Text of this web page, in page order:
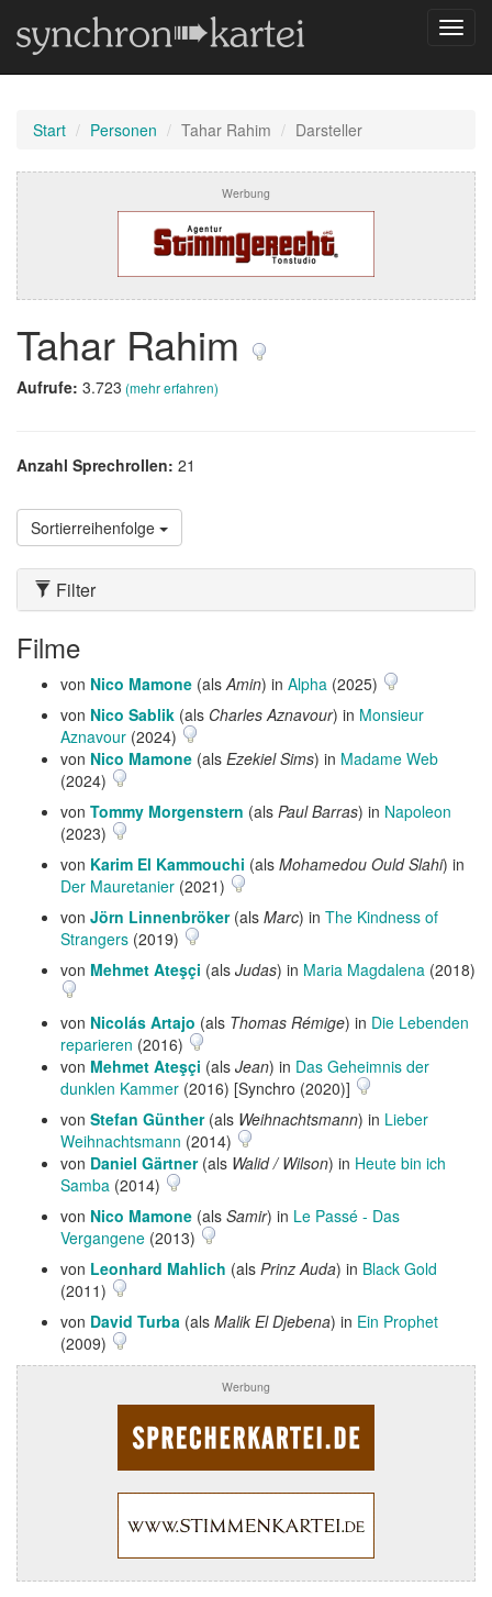
Start Personen Tahar Rahim Darsteller
Werbung
Tahar Rahim
Aufrufe: 3.723 (mehr erfahren)
Anzahl Sprechrollen: 21
Sortierreihenfolge
Filter
Filme
von Nico Mamone (alsAmin) in Alpha (2025)
von Nico Sablik (als Charles Aznavour) in Monsieur
Aznavour (2024)
von Nico Mamone (als Ezekiel Sims) in Madame Web
(2024)
von Tommy Morgenstern (als Paul Barras) in Napoleon
(2023)
von Karim El Kammouchi (als Mohamedou Ould Slahi) in
Der Mauretanier (2021)
von Jörn Linnenbröker(als Marc) in The Kindness of
Strangers (2019)
von Mehmet Ateşçi (als Judas) in Maria Magdalena (2018)
von Nicolás Artajo (als Thomas Rémige) in Die Lebenden
reparieren (2016)
von Mehmet Ateşçi (als Jean) in Das Geheimnis der
dunklen Kammer (2016) [Synchro (2020)]
von Stefan Günther(als Weihnachtsmann) in Lieber
Weihnachtsmann (2014)
von Daniel Gärtner(als Walid / Wilson) in Heute bin ich
Samba (2014)
von Nico Mamone (als Samir) in Le Passé - Das
Vergangene (2013)
von Leonhard Mahlich (als Prinz Auda) in Black Gold
(2011)
von David Turba (als Malik El Djebena) in Ein Prophet
(2009)
Werbung